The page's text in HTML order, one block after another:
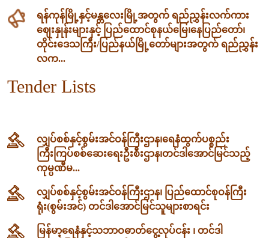
ရန်ကုန်မြို့နှင့်မန္တလေးမြို့အတွက် ရည်ညွှန်းလက်ကား
ဈေးနှုန်းများနှင့် ပြည်ထောင်စုနယ်မြေ၊နေပြည်တော်၊
တိုင်းဒေသကြီး/ပြည်နယ်မြို့တော်များအတွက် ရည်ညွှန်း
လက...
Tender Lists
လျှပ်စစ်နှင့်စွမ်းအင်ဝန်ကြီးဌာန၊‌ရေနံထွက်ပစ္စည်း
ကြီးကြပ်စစ်ဆေးရေးဦးစီးဌာန၊တင်ဒါအောင်မြင်သည့်
ကုမ္ပဏီမ...
လျှပ်စစ်နှင့်စွမ်းအင်ဝန်ကြီးဌာန၊ ပြည်ထောင်စုဝန်ကြီး
ရုံး(စွမ်းအင်) တင်ဒါအောင်မြင်သူများစာရင်း
မြန်မာ့ရေနံနှင့်သဘာဝဓာတ်ငွေ့လုပ်ငန်း ၊ တင်ဒါ